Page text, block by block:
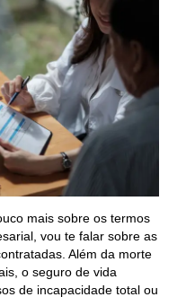
mais sobre os termos
vou te falar sobre as
Além da morte
o seguro de vida
de incapacidade total ou